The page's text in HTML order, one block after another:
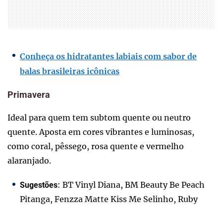
Conheça os hidratantes labiais com sabor de
balas brasileiras icônicas
Primavera
Ideal para quem tem subtom quente ou neutro
quente. Aposta em cores vibrantes e luminosas,
como coral, pêssego, rosa quente e vermelho
alaranjado.
Sugestões: BT Vinyl Diana, BM Beauty Be Peach
Pitanga, Fenzza Matte Kiss Me Selinho, Ruby